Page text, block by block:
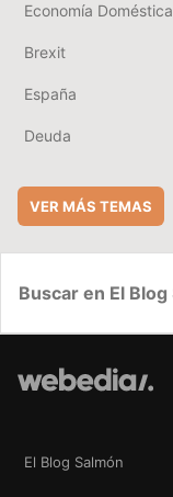
Economía Doméstica
Brexit
España
Deuda
VER MÁS TEMAS
El Blog Salmón